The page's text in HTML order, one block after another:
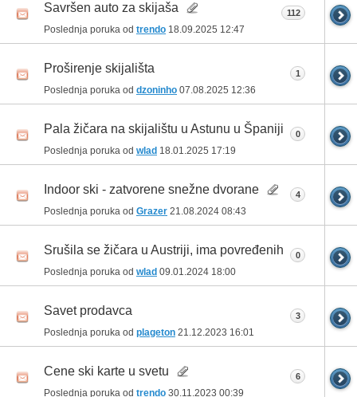
Savršen auto za skijaša
Poslednja poruka od trendo 18.09.2025 12:47
112
Proširenje skijališta
Poslednja poruka od dzoninho 07.08.2025 12:36
1
Pala žičara na skijalištu u Astunu u Španiji
Poslednja poruka od wlad 18.01.2025 17:19
0
Indoor ski - zatvorene snežne dvorane
Poslednja poruka od Grazer 21.08.2024 08:43
4
Srušila se žičara u Austriji, ima povređenih
Poslednja poruka od wlad 09.01.2024 18:00
0
Savet prodavca
Poslednja poruka od plageton 21.12.2023 16:01
3
Cene ski karte u svetu
Poslednja poruka od trendo 30.11.2023 00:39
6